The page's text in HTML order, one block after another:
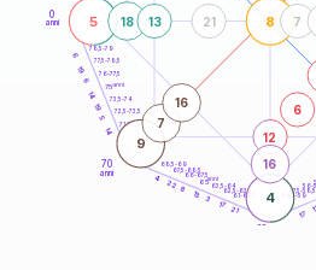
0
anni
60
70
anni
56-
57,5-58,5
58,5-59
61-62,5
62,5-63,5
63,5-64
66-67,5
67,5-68,5
68,5-69
71-72,5
72,5-73,5
73,5-74
76-77,5
77,5-78,5
78,5-79
17
21
17
3
13
8
22
4
14
5
19
14
6
19
6
5
4
8
9 12
6
18
16
13 7
21
7
16
65anni
75anni